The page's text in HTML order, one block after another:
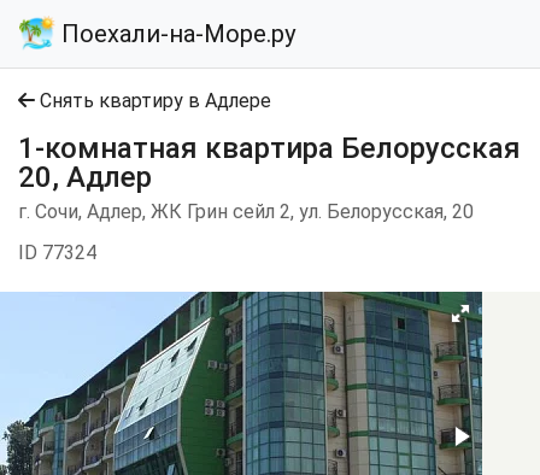
Поехали-на-Море.ру
Снять квартиру в Адлере
1-комнатная квартира Белорусская
20, Адлер
г. Сочи, Адлер, ЖК Грин сейл 2, ул. Белорусская, 20
ID 77324